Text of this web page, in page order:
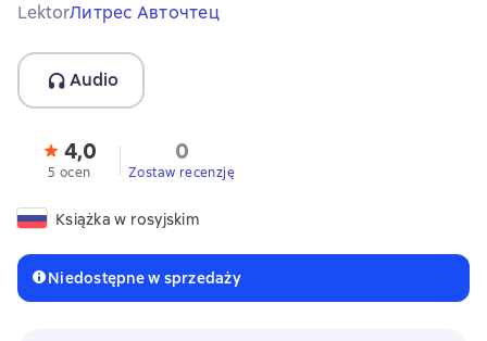
LektorЛитрес Авточтец
Audio
4,0
5 ocen
0
Zostaw recenzję
Książka w rosyjskim
Niedostępne w sprzedaży